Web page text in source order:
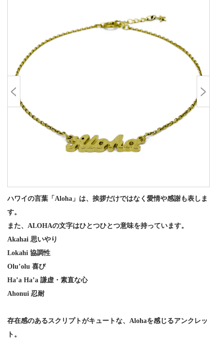
ハワイの言葉「Aloha」は、挨拶だけではなく愛情や感謝も表しま
す。
また、ALOHAの文字はひとつひとつ意味を持っています。
Akahai 思いやり
Lokahi 協調性
Olu’olu 喜び
Ha’a Ha’a 謙虚・素直な心
Ahonui 忍耐
存在感のあるスクリプトがキュートな、Alohaを感じるアンクレッ
ト。